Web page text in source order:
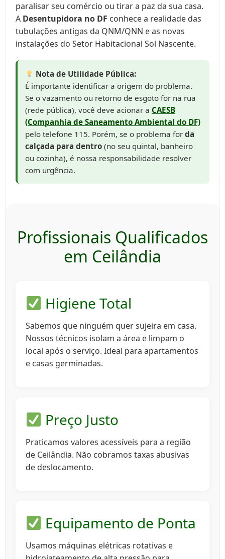
paralisar seu comércio ou tirar a paz da sua casa.
A Desentupidora no DF conhece a realidade das
tubulações antigas da QNM/QNN e as novas
instalações do Setor Habitacional Sol Nascente.
Nota de Utilidade Pública:
É importante identificar a origem do problema.
Se o vazamento ou retorno de esgoto for na rua
(rede pública), você deve acionar a CAESB
(Companhia de Saneamento Ambiental do DF)
pelo telefone 115. Porém, se o problema for da
calçada para dentro (no seu quintal, banheiro
ou cozinha), é nossa responsabilidade resolver
com urgência.
Profissionais Qualificados
em Ceilândia
Higiene Total
Sabemos que ninguém quer sujeira em casa.
Nossos técnicos isolam a área e limpam o
local após o serviço. Ideal para apartamentos
e casas germinadas.
Preço Justo
Praticamos valores acessíveis para a região
de Ceilândia. Não cobramos taxas abusivas
de deslocamento.
Equipamento de Ponta
Usamos máquinas elétricas rotativas e